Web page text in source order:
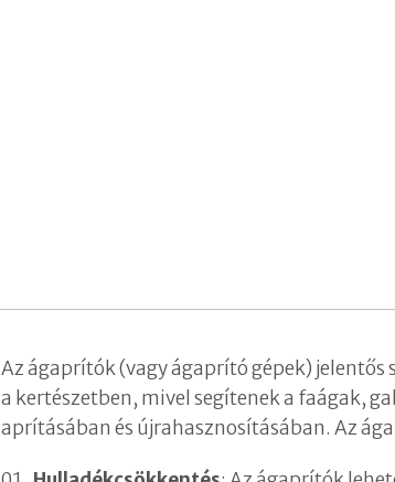
Az ágaprítók (vagy ágaprító gépek) jelentős
a kertészetben, mivel segítenek a faágak,
aprításában és újrahasznosításában. Az